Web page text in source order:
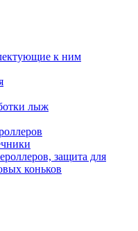
к ним
лыж
защита для
коньков